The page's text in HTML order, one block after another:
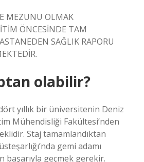
MEZUNU OLMAK
ÖNCESİNDE TAM
SAĞLIK RAPORU
olabilir?
yıllık bir üniversitenin Deniz
Mühendisliği Fakültesi’nden
Staj tamamlandıktan
gemi adamı
başarıyla geçmek gerekir.